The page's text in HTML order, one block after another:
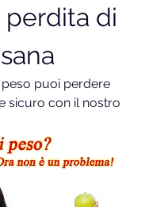
perdita di
puoi perdere
sicuro con il nostro